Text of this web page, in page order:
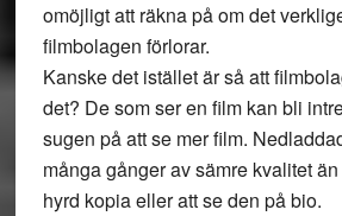
omöjligt att räkna på om det
filmbolagen förlorar.
Kanske det istället är så att
det? De som ser en film kan bli
sugen på att se mer film.
många gånger av sämre kvalitet
hyrd kopia eller att se den på bio.